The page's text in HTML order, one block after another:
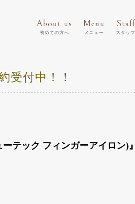
About us
初めての方へ
Menu
メニュー
Staff
スタッフ
受付中！！
テック フィンガーアイロン)』